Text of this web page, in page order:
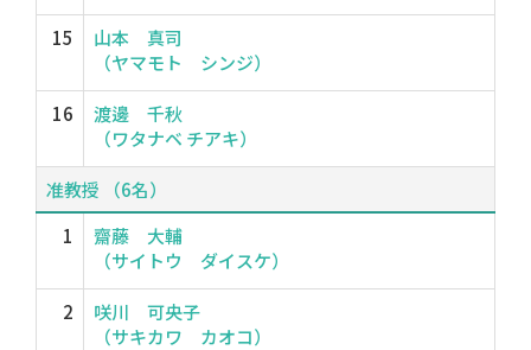
15
山本 真司
（ヤマモト シンジ）
16
渡邊 千秋
（ワタナベ チアキ）
准教授 （6名）
1
齋藤 大輔
（サイトウ ダイスケ）
2
咲川 可央子
（サキカワ カオコ）